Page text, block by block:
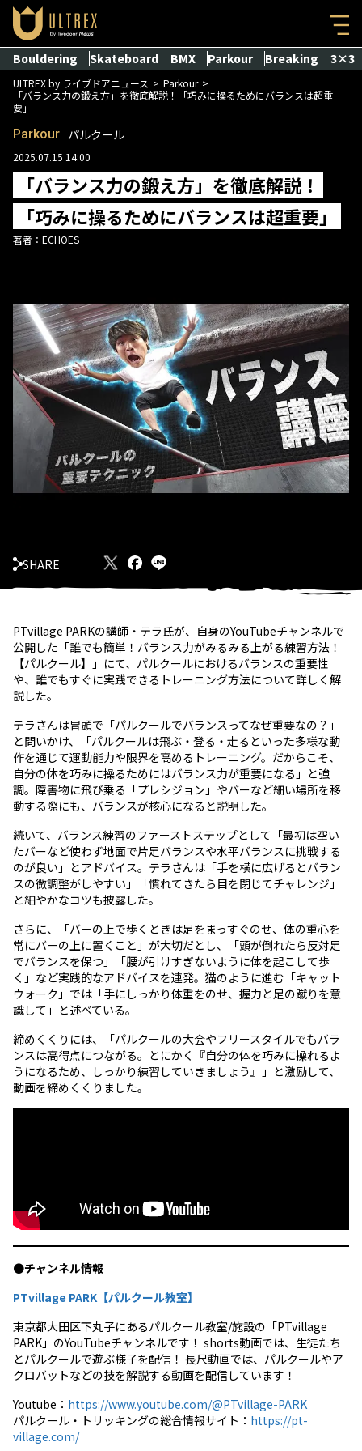
Bouldering Skateboard BMX Parkour Breaking 3×3
ULTREX by ライブドアニュース
Parkour
「バランス力の鍛え方」を徹底解説！「巧みに操るためにバランスは超重
要」
Parkour パルクール
2025.07.15 14:00
「バランス力の鍛え方」を徹底解説！
「巧みに操るためにバランスは超重要」
著者： ECHOES
SHARE
PTvillage PARKの講師・テラ氏が、自身のYouTubeチャンネルで
公開した「誰でも簡単！バランス力がみるみる上がる練習方法！
【パルクール】」にて、パルクールにおけるバランスの重要性
や、誰でもすぐに実践できるトレーニング方法について詳しく解
説した。
テラさんは冒頭で「パルクールでバランスってなぜ重要なの？」
と問いかけ、「パルクールは飛ぶ・登る・走るといった多様な動
作を通じて運動能力や限界を高めるトレーニング。だからこそ、
自分の体を巧みに操るためにはバランス力が重要になる」と強
調。障害物に飛び乗る「プレシジョン」やバーなど細い場所を移
動する際にも、バランスが核心になると説明した。
続いて、バランス練習のファーストステップとして「最初は空い
たバーなど使わず地面で片足バランスや水平バランスに挑戦する
のが良い」とアドバイス。テラさんは「手を横に広げるとバラン
スの微調整がしやすい」「慣れてきたら目を閉じてチャレンジ」
と細やかなコツも披露した。
さらに、「バーの上で歩くときは足をまっすぐのせ、体の重心を
常にバーの上に置くこと」が大切だとし、「頭が倒れたら反対足
でバランスを保つ」「腰が引けすぎないように体を起こして歩
く」など実践的なアドバイスを連発。猫のように進む「キャット
ウォーク」では「手にしっかり体重をのせ、握力と足の蹴りを意
識して」と述べている。
締めくくりには、「パルクールの大会やフリースタイルでもバラ
ンスは高得点につながる。とにかく『自分の体を巧みに操れるよ
うになるため、しっかり練習していきましょう』」と激励して、
動画を締めくくりました。
●チャンネル情報
PTvillage PARK【パルクール教室】
東京都大田区下丸子にあるパルクール教室/施設の「PTvillage
PARK」のYouTubeチャンネルです！ shorts動画では、生徒たち
とパルクールで遊ぶ様子を配信！ 長尺動画では、パルクールやア
クロバットなどの技を解説する動画を配信しています！
Youtube： https://www.youtube.com/@PTvillage-PARK
パルクール・トリッキングの総合情報サイト： https://pt-
village.com/